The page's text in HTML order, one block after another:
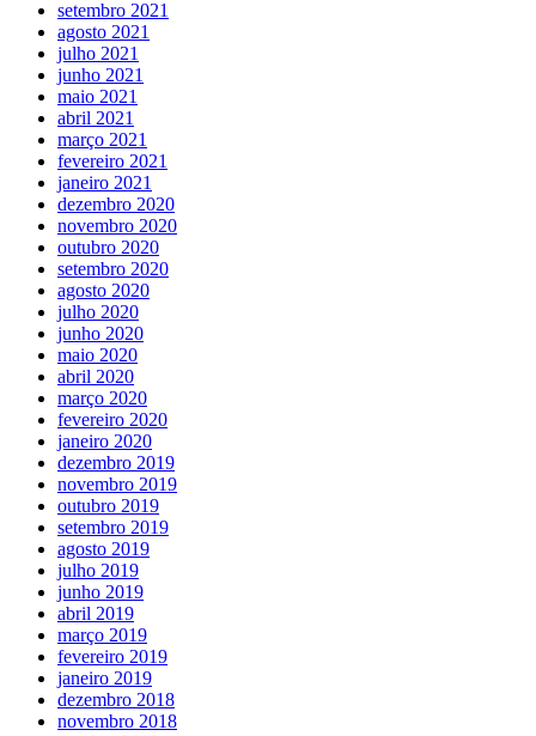
setembro 2021
agosto 2021
julho 2021
junho 2021
maio 2021
abril 2021
março 2021
fevereiro 2021
janeiro 2021
dezembro 2020
novembro 2020
outubro 2020
setembro 2020
agosto 2020
julho 2020
junho 2020
maio 2020
abril 2020
março 2020
fevereiro 2020
janeiro 2020
dezembro 2019
novembro 2019
outubro 2019
setembro 2019
agosto 2019
julho 2019
junho 2019
abril 2019
março 2019
fevereiro 2019
janeiro 2019
dezembro 2018
novembro 2018